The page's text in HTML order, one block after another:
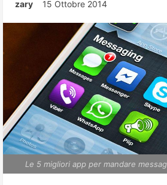
zary 15 Ottobre 2014
Le 5 migliori app per mandare